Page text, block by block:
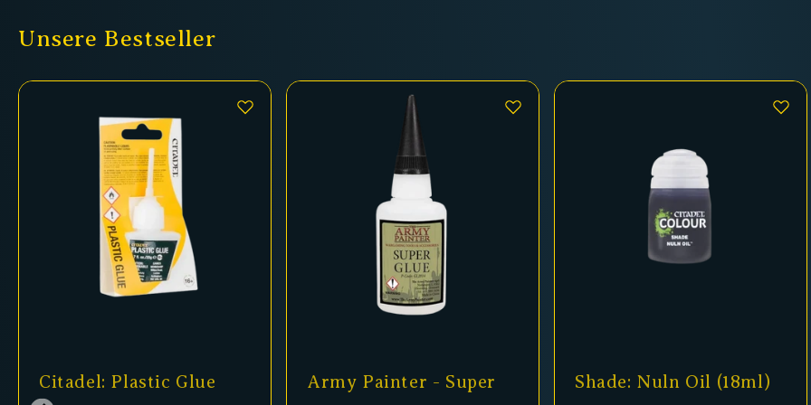
Unsere Bestseller
Army Painter - Super
Shade: Nuln Oil (18ml)
Matt White Fanatic WP